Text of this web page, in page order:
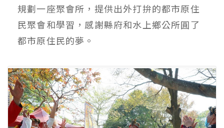
規劃一座聚會所，提供出外打拚的都市原住
民聚會和學習，感謝縣府和水上鄉公所圓了
都市原住民的夢。